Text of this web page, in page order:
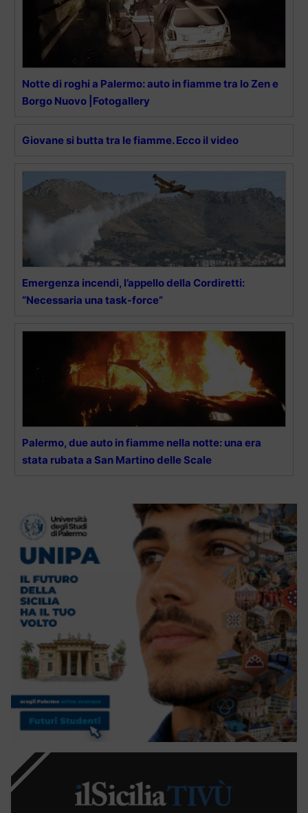
Notte di roghi a Palermo: auto in fiamme tra lo Zen e
Borgo Nuovo |Fotogallery
Giovane si butta tra le fiamme. Ecco il video
Emergenza incendi, l’appello della Cordiretti:
“Necessaria una task-force”
Palermo, due auto in fiamme nella notte: una era
stata rubata a San Martino delle Scale